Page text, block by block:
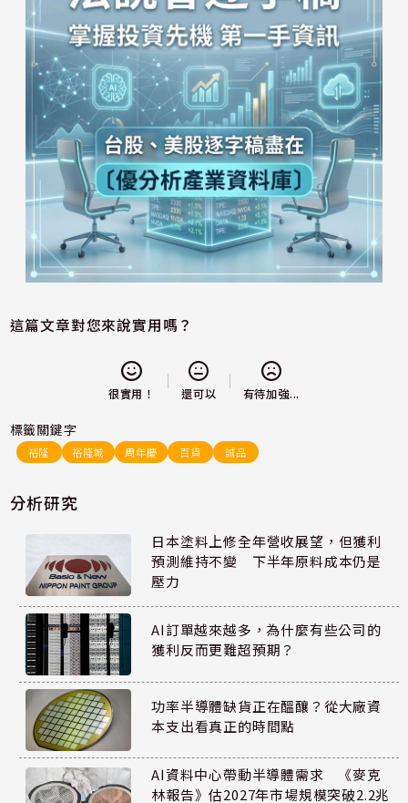
這篇文章對您來說實用嗎？
很實用！ 還可以 有待加強...
標籤關鍵字
裕隆 裕隆城 周年慶 百貨 誠品
分析研究
日本塗料上修全年營收展望，但獲利
預測維持不變 下半年原料成本仍是
壓力
AI訂單越來越多，為什麼有些公司的
獲利反而更難超預期？
功率半導體缺貨正在醞釀？從大廠資
本支出看真正的時間點
AI資料中心帶動半導體需求 《麥克
林報告》估2027年市場規模突破2.2兆